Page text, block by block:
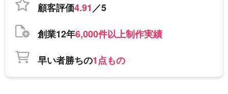
顧客評価4.91／5
創業12年6,000件以上制作実績
早い者勝ちの1点もの